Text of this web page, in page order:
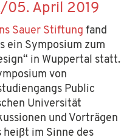
05. April 2019
Sauer Stiftung fand
ein Symposium zum
in Wuppertal statt.
von
Public
Universität
und Vorträgen
heißt im Sinne des